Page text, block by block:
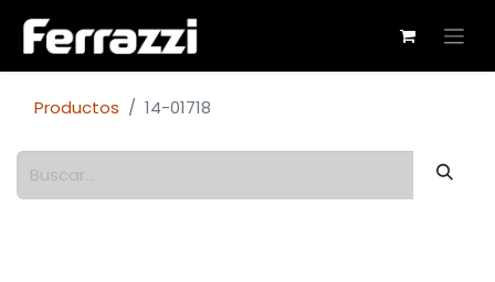
Productos 14-01718